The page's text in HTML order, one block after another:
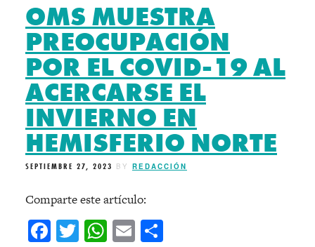
OMS MUESTRA
PREOCUPACIÓN
POR EL COVID-19 AL
ACERCARSE EL
INVIERNO EN
HEMISFERIO NORTE
SEPTIEMBRE 27, 2023 BY REDACCIÓN
Comparte este artículo:
Facebook
Twitter
WhatsApp
Email